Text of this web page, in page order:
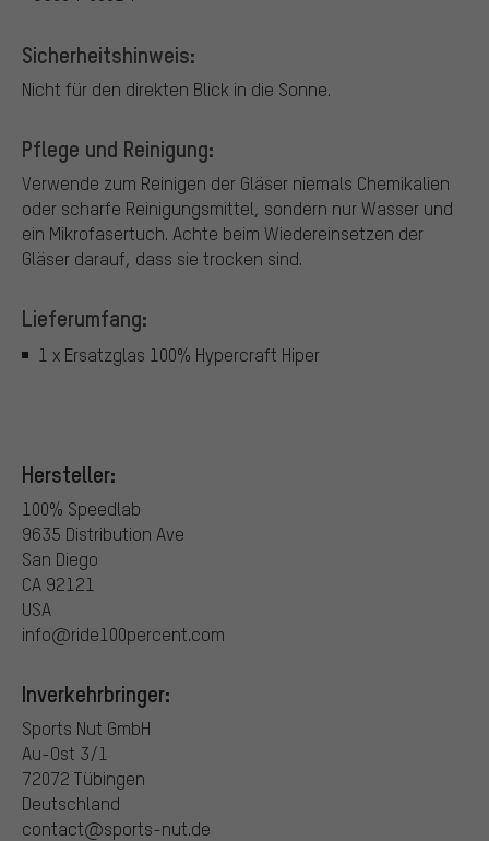
Sicherheitshinweis:
Nicht für den direkten Blick in die Sonne.
Pflege und Reinigung:
Verwende zum Reinigen der Gläser niemals Chemikalien
oder scharfe Reinigungsmittel, sondern nur Wasser und
ein Mikrofasertuch. Achte beim Wiedereinsetzen der
Gläser darauf, dass sie trocken sind.
Lieferumfang:
1 x Ersatzglas 100% Hypercraft Hiper
Hersteller:
100% Speedlab
9635 Distribution Ave
San Diego
CA 92121
USA
info@ride100percent.com
Inverkehrbringer:
Sports Nut GmbH
Au-Ost 3/1
72072 Tübingen
Deutschland
contact@sports-nut.de